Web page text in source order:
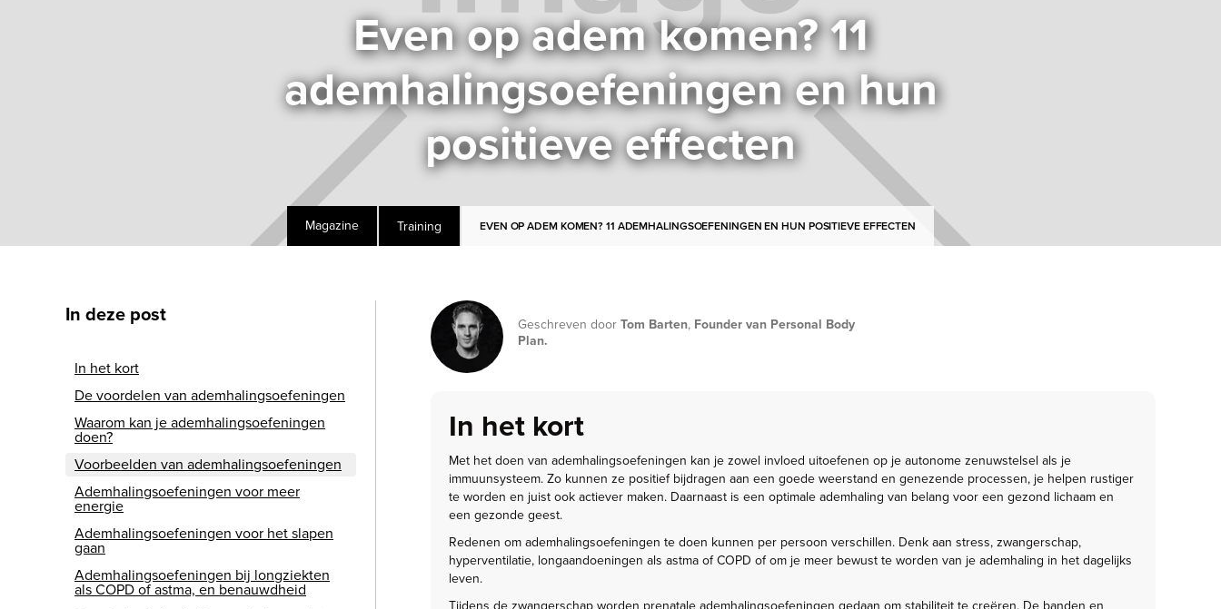
Even op adem komen? 11
ademhalingsoefeningen en hun
positieve effecten
Magazine Training EVEN OP ADEM KOMEN? 11 ADEMHALINGSOEFENINGEN EN HUN POSITIEVE EFFECTEN
In deze post
In het kort
De voordelen van ademhalingsoefeningen
Waarom kan je ademhalingsoefeningen
doen?
Voorbeelden van ademhalingsoefeningen
Ademhalingsoefeningen voor meer
energie
Ademhalingsoefeningen voor het slapen
gaan
Ademhalingsoefeningen bij longziekten
als COPD of astma, en benauwdheid
Geschreven door Tom Barten, Founder van Personal Body
Plan.
In het kort
Met het doen van ademhalingsoefeningen kan je zowel invloed uitoefenen op je autonome zenuwstelsel als je
immuunsysteem. Zo kunnen ze positief bijdragen aan een goede weerstand en genezende processen, je helpen rustiger
te worden en juist ook actiever maken. Daarnaast is een optimale ademhaling van belang voor een gezond lichaam en
een gezonde geest.
Redenen om ademhalingsoefeningen te doen kunnen per persoon verschillen. Denk aan stress, zwangerschap,
hyperventilatie, longaandoeningen als astma of COPD of om je meer bewust te worden van je ademhaling in het dagelijks
leven.
Tijdens de zwangerschap worden prenatale ademhalingsoefeningen gedaan om stabiliteit te creëren. De banden en